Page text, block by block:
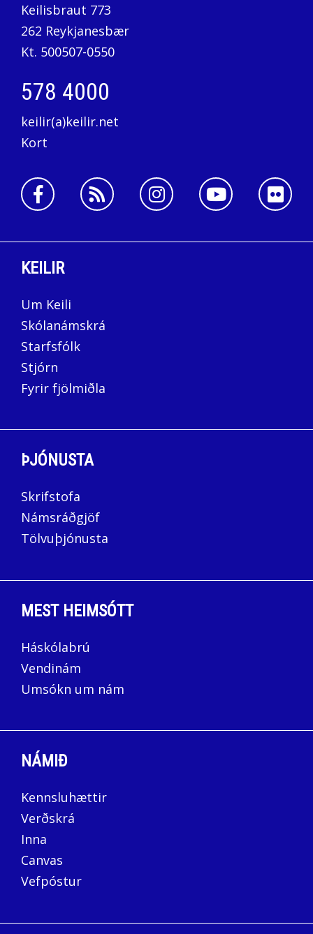
KEILIR
Um Keili
Skólanámskrá
Starfsfólk
Stjórn
Fyrir fjölmiðla
ÞJÓNUSTA
Skrifstofa
Námsráðgjöf
Tölvuþjónusta
MEST HEIMSÓTT
Háskólabrú
Vendinám
Umsókn um nám
NÁMIÐ
Kennsluhættir
Verðskrá
Inna
Canvas
Vefpóstur
Keilisbraut 773
262 Reykjanesbær
Kt. 500507-0550
578 4000
keilir(a)keilir.net
Kort